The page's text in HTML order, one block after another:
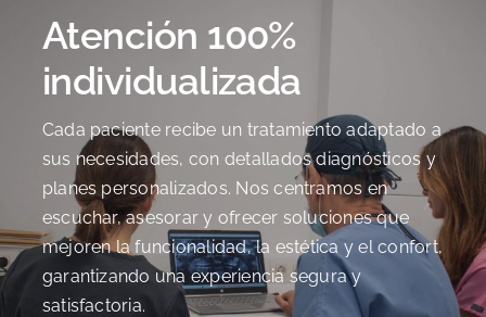
Atención 100%
individualizada
Cada paciente recibe un tratamiento adaptado a
sus necesidades, con detallados diagnósticos y
planes personalizados. Nos centramos en
escuchar, asesorar y ofrecer soluciones que
mejoren la funcionalidad, la estética y el confort,
garantizando una experiencia segura y
satisfactoria.